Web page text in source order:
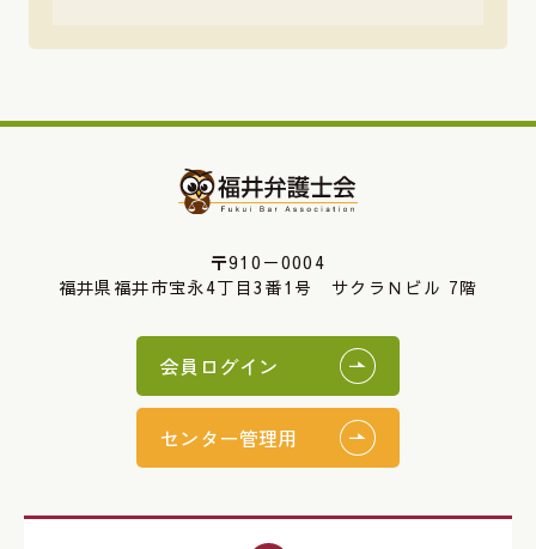
〒910－0004
福井県福井市宝永4丁目3番1号 サクラＮビル 7階
会員ログイン
センター管理用